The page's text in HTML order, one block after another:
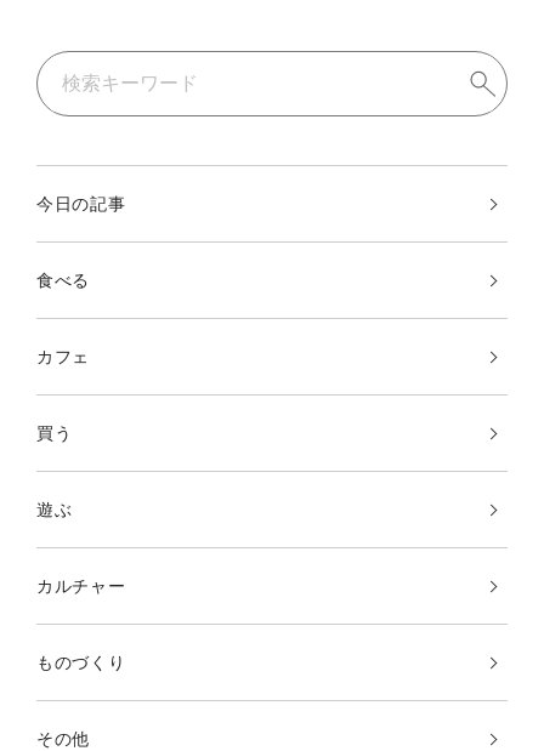
今日の記事
食べる
カフェ
買う
遊ぶ
カルチャー
ものづくり
その他